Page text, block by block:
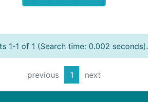
1-1 of 1 (Search time: 0.002 seconds).
previous 1 next